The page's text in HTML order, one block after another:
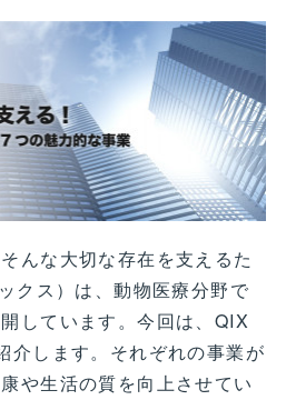
んな大切な存在を支えるた
クス）は、動物医療分野で
しています。今回は、QIX
介します。それぞれの事業が
や生活の質を向上させてい